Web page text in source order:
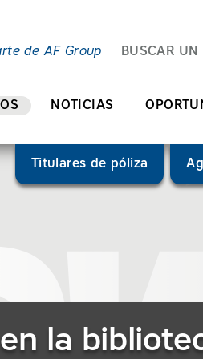
de AF Group BUSCAR UN
Titulares de póliza
NOTICIAS
la